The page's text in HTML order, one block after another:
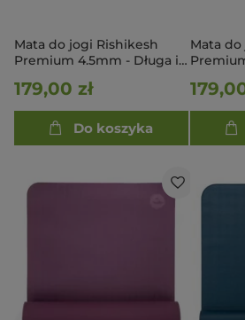
Mata do jogi Rishikesh
Premium 4.5mm - Długa i
czarny
179,00 zł
Do koszyka
Mata